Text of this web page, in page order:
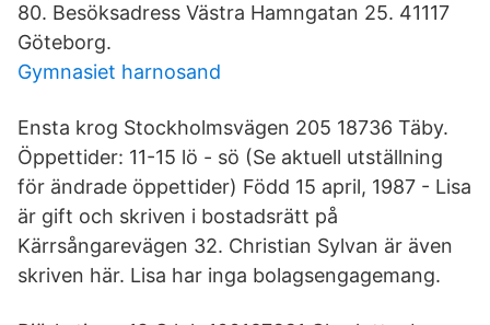
80. Besöksadress Västra Hamngatan 25. 41117
Göteborg.
Gymnasiet harnosand
Ensta krog Stockholmsvägen 205 18736 Täby.
Öppettider: 11-15 lö - sö (Se aktuell utställning
för ändrade öppettider) Född 15 april, 1987 - Lisa
är gift och skriven i bostadsrätt på
Kärrsångarevägen 32. Christian Sylvan är även
skriven här. Lisa har inga bolagsengagemang.